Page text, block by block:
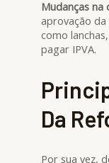
Mudanças na
aprovação da
como
pagar IPVA.
Da
Por sua vez,